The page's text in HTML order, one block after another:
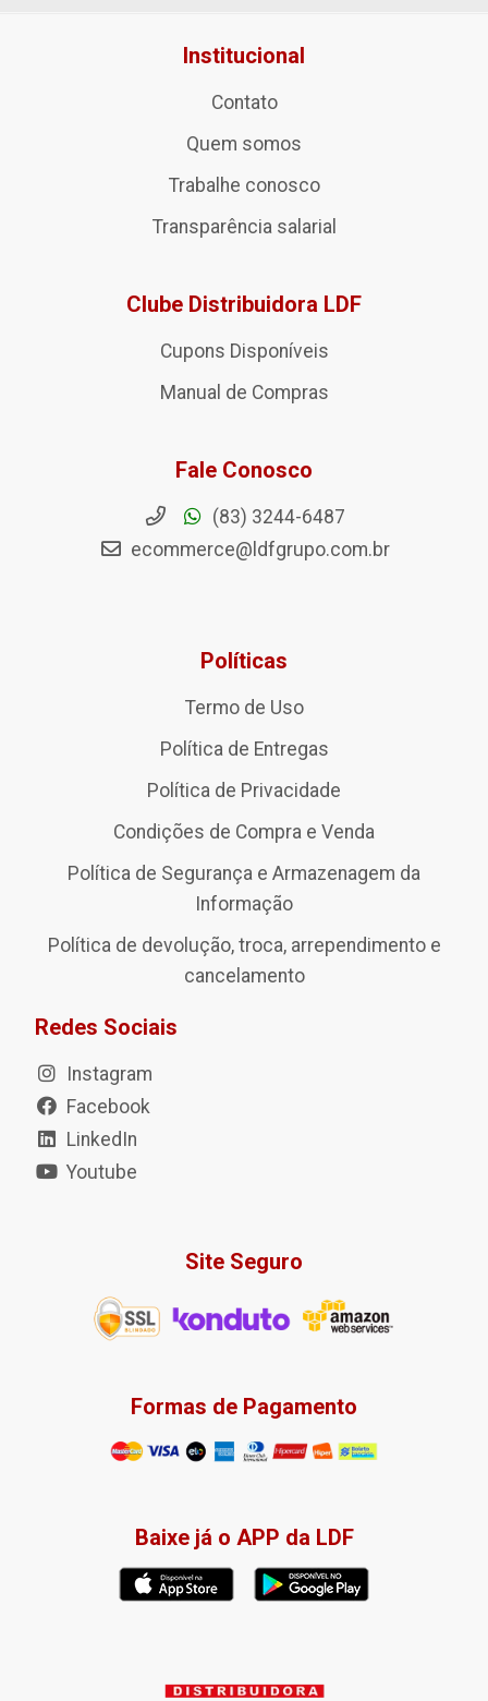
Institucional
Contato
Quem somos
Trabalhe conosco
Transparência salarial
Clube Distribuidora LDF
Cupons Disponíveis
Manual de Compras
Fale Conosco
(83) 3244-6487
ecommerce@ldfgrupo.com.br
Políticas
Termo de Uso
Política de Entregas
Política de Privacidade
Condições de Compra e Venda
Política de Segurança e Armazenagem da
Informação
Política de devolução, troca, arrependimento e
cancelamento
Redes Sociais
Instagram
Facebook
LinkedIn
Youtube
Site Seguro
Formas de Pagamento
Baixe já o APP da LDF